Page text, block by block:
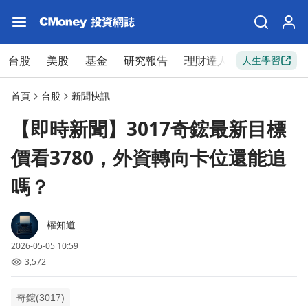
台股 美股 基金 研究報告 理財達人 新手入門
人生學習
首頁 台股 新聞快訊
【即時新聞】3017奇鋐最新目標
價看3780，外資轉向卡位還能追
嗎？
權知道
2026-05-05 10:59
3,572
奇鋐(3017)